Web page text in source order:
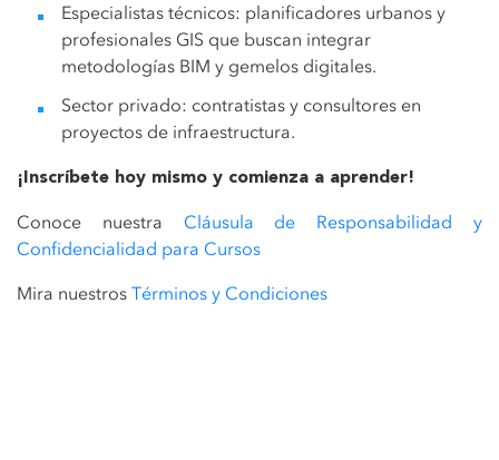
Especialistas técnicos: planificadores urbanos y
profesionales GIS que buscan integrar
metodologías BIM y gemelos digitales.
Sector privado: contratistas y consultores en
proyectos de infraestructura.
¡Inscríbete hoy mismo y comienza a aprender!
Conoce nuestra Cláusula de Responsabilidad y
Confidencialidad para Cursos
Mira nuestros Términos y Condiciones